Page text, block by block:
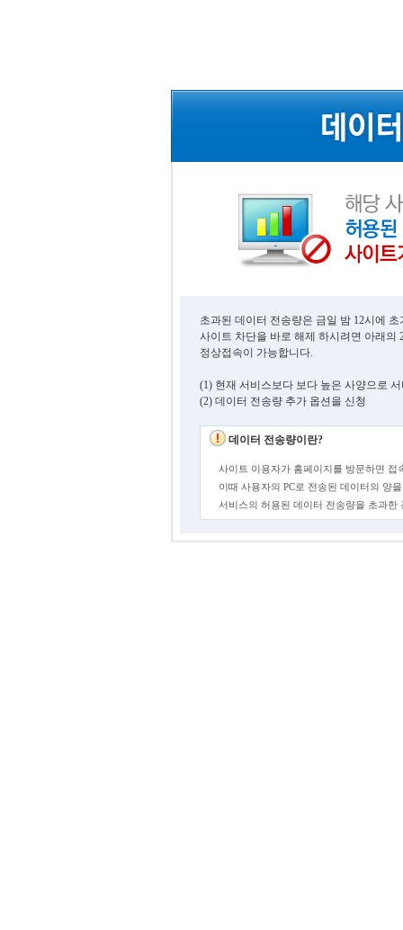
초과된 데이터 전송량은 금일 밤 12시에
사이트 차단을 바로 해제 하시려면 아래의
정상접속이 가능합니다.
(1) 현재 서비스보다 보다 높은 사양으로
(2) 데이터 전송량 추가 옵션을 신청
데이터 전송량이란?
사이트 이용자가 홈페이지를 방문하면 접
이때 사용자의 PC로 전송된 데이터의 양
서비스의 허용된 데이터 전송량을 초과